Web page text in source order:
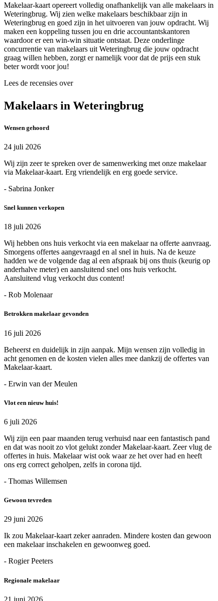
Makelaar-kaart opereert volledig onafhankelijk van alle makelaars in
Weteringbrug. Wij zien welke makelaars beschikbaar zijn in
Weteringbrug en goed zijn in het uitvoeren van jouw opdracht. Wij
maken een koppeling tussen jou en drie accountantskantoren
waardoor er een win-win situatie ontstaat. Deze onderlinge
concurrentie van makelaars uit Weteringbrug die jouw opdracht
graag willen hebben, zorgt er namelijk voor dat de prijs een stuk
beter wordt voor jou!
Lees de recensies over
Makelaars in Weteringbrug
Wensen gehoord
24 juli 2026
Wij zijn zeer te spreken over de samenwerking met onze makelaar
via Makelaar-kaart. Erg vriendelijk en erg goede service.
- Sabrina Jonker
Snel kunnen verkopen
18 juli 2026
Wij hebben ons huis verkocht via een makelaar na offerte aanvraag.
Smorgens offertes aangevraagd en al snel in huis. Na de keuze
hadden we de volgende dag al een afspraak bij ons thuis (keurig op
anderhalve meter) en aansluitend snel ons huis verkocht.
Aansluitend vlug verkocht dus content!
- Rob Molenaar
Betrokken makelaar gevonden
16 juli 2026
Beheerst en duidelijk in zijn aanpak. Mijn wensen zijn volledig in
acht genomen en de kosten vielen alles mee dankzij de offertes van
Makelaar-kaart.
- Erwin van der Meulen
Vlot een nieuw huis!
6 juli 2026
Wij zijn een paar maanden terug verhuisd naar een fantastisch pand
en dat was nooit zo vlot gelukt zonder Makelaar-kaart. Zeer vlug de
offertes in huis. Makelaar wist ook waar ze het over had en heeft
ons erg correct geholpen, zelfs in corona tijd.
- Thomas Willemsen
Gewoon tevreden
29 juni 2026
Ik zou Makelaar-kaart zeker aanraden. Mindere kosten dan gewoon
een makelaar inschakelen en gewoonweg goed.
- Rogier Peeters
Regionale makelaar
21 juni 2026